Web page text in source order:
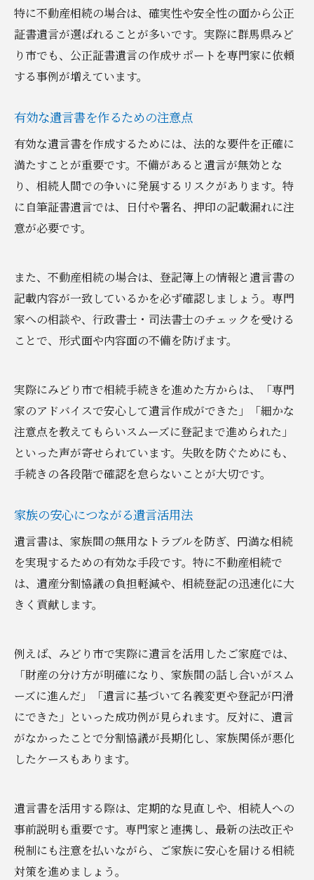
特に不動産相続の場合は、確実性や安全性の面から公正
証書遺言が選ばれることが多いです。実際に群馬県みど
り市でも、公正証書遺言の作成サポートを専門家に依頼
する事例が増えています。
有効な遺言書を作るための注意点
有効な遺言書を作成するためには、法的な要件を正確に
満たすことが重要です。不備があると遺言が無効とな
り、相続人間での争いに発展するリスクがあります。特
に自筆証書遺言では、日付や署名、押印の記載漏れに注
意が必要です。
また、不動産相続の場合は、登記簿上の情報と遺言書の
記載内容が一致しているかを必ず確認しましょう。専門
家への相談や、行政書士・司法書士のチェックを受ける
ことで、形式面や内容面の不備を防げます。
実際にみどり市で相続手続きを進めた方からは、「専門
家のアドバイスで安心して遺言作成ができた」「細かな
注意点を教えてもらいスムーズに登記まで進められた」
といった声が寄せられています。失敗を防ぐためにも、
手続きの各段階で確認を怠らないことが大切です。
家族の安心につながる遺言活用法
遺言書は、家族間の無用なトラブルを防ぎ、円満な相続
を実現するための有効な手段です。特に不動産相続で
は、遺産分割協議の負担軽減や、相続登記の迅速化に大
きく貢献します。
例えば、みどり市で実際に遺言を活用したご家庭では、
「財産の分け方が明確になり、家族間の話し合いがスム
ーズに進んだ」「遺言に基づいて名義変更や登記が円滑
にできた」といった成功例が見られます。反対に、遺言
がなかったことで分割協議が長期化し、家族関係が悪化
したケースもあります。
遺言書を活用する際は、定期的な見直しや、相続人への
事前説明も重要です。専門家と連携し、最新の法改正や
税制にも注意を払いながら、ご家族に安心を届ける相続
対策を進めましょう。